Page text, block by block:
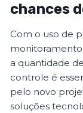
chances
Com o uso de
a quantidade
controle é
pelo novo
soluções